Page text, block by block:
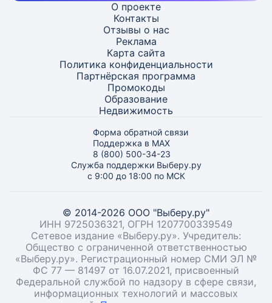
О проекте
Контакты
Отзывы о нас
Реклама
Карта сайта
Политика конфиденциальности
Партнёрская программа
Промокоды
Образование
Недвижимость
Форма обратной связи
Поддержка в MAX
8 (800) 500-34-23
Служба поддержки Выберу.ру
с 9:00 до 18:00 по МСК
© 2014-2026 ООО "Выберу.ру"
ИНН 9725036321, ОГРН 1207700339549
Сетевое издание «Выберу.ру». Учредитель:
Общество с ограниченной ответственностью
«Выберу.ру». Регистрационный номер СМИ ЭЛ №
ФС 77 — 81497 от 16.07.2021, присвоенный
Федеральной службой по надзору в сфере связи,
информационных технологий и массовых